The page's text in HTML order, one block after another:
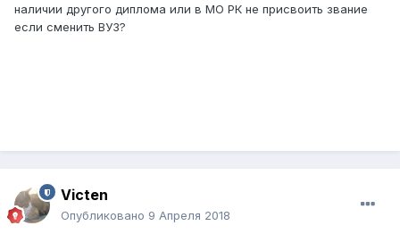
наличии другого диплома или в МО РК не присвоить звание
если сменить ВУЗ?
Victen
Опубликовано 9 Апреля 2018